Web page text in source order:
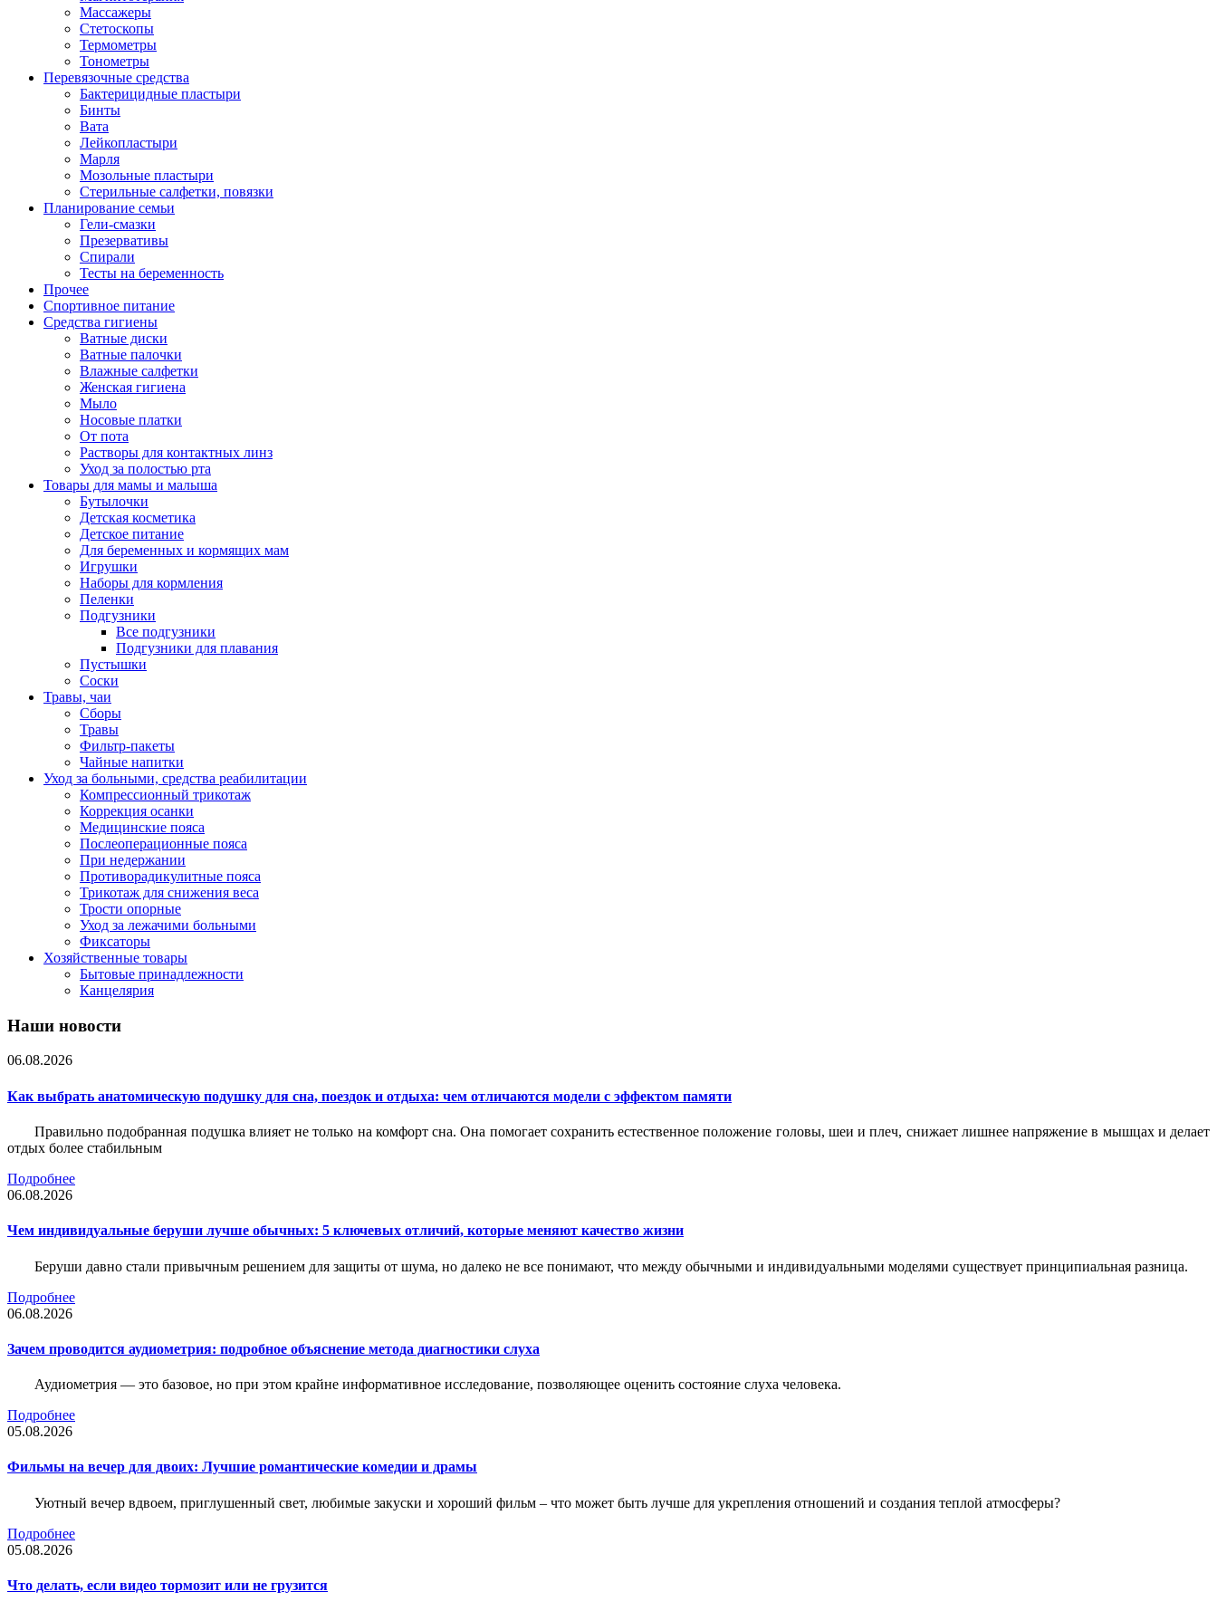
Массажеры
Стетоскопы
Термометры
Тонометры
Перевязочные средства
Бактерицидные пластыри
Бинты
Вата
Лейкопластыри
Марля
Мозольные пластыри
Стерильные салфетки, повязки
Планирование семьи
Гели-смазки
Презервативы
Спирали
Тесты на беременность
Прочее
Спортивное питание
Средства гигиены
Ватные диски
Ватные палочки
Влажные салфетки
Женская гигиена
Мыло
Носовые платки
От пота
Растворы для контактных линз
Уход за полостью рта
Товары для мамы и малыша
Бутылочки
Детская косметика
Детское питание
Для беременных и кормящих мам
Игрушки
Наборы для кормления
Пеленки
Подгузники
Все подгузники
Подгузники для плавания
Пустышки
Соски
Травы, чаи
Сборы
Травы
Фильтр-пакеты
Чайные напитки
Уход за больными, средства реабилитации
Компрессионный трикотаж
Коррекция осанки
Медицинские пояса
Послеоперационные пояса
При недержании
Противорадикулитные пояса
Трикотаж для снижения веса
Трости опорные
Уход за лежачими больными
Фиксаторы
Хозяйственные товары
Бытовые принадлежности
Канцелярия
Наши новости
06.08.2026
Как выбрать анатомическую подушку для сна, поездок и отдыха: чем отличаются модели с эффектом памяти
Правильно подобранная подушка влияет не только на комфорт сна. Она помогает сохранить естественное положение головы, шеи и плеч, снижает лишнее напряжение в мышцах и делает
отдых более стабильным
Подробнее
06.08.2026
Чем индивидуальные беруши лучше обычных: 5 ключевых отличий, которые меняют качество жизни
Беруши давно стали привычным решением для защиты от шума, но далеко не все понимают, что между обычными и индивидуальными моделями существует принципиальная разница.
Подробнее
06.08.2026
Зачем проводится аудиометрия: подробное объяснение метода диагностики слуха
Аудиометрия — это базовое, но при этом крайне информативное исследование, позволяющее оценить состояние слуха человека.
Подробнее
05.08.2026
Фильмы на вечер для двоих: Лучшие романтические комедии и драмы
Уютный вечер вдвоем, приглушенный свет, любимые закуски и хороший фильм – что может быть лучше для укрепления отношений и создания теплой атмосферы?
Подробнее
05.08.2026
Что делать, если видео тормозит или не грузится